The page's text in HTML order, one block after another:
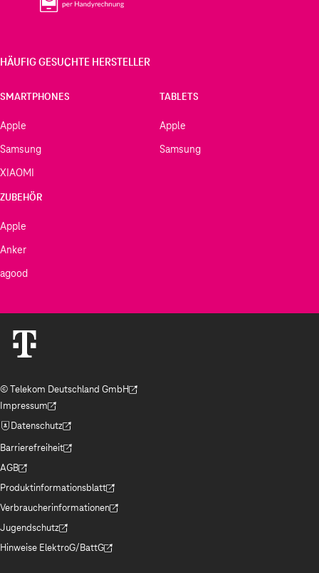
HÄUFIG GESUCHTE HERSTELLER
SMARTPHONES
Apple
Samsung
XIAOMI
TABLETS
Apple
Samsung
ZUBEHÖR
Apple
Anker
agood
© Telekom Deutschland GmbH
(Der Link wird in einem neuen Tab geöffnet)
Impressum
(Der Link wird in einem neuen Tab geöffnet)
Datenschutz
(Der Link wird in einem neuen Tab geöffnet)
Barrierefreiheit
(Der Link wird in einem neuen Tab geöffnet)
AGB
(Der Link wird in einem neuen Tab geöffnet)
Produktinformationsblatt
(Der Link wird in einem neuen Tab geöffnet)
Verbraucherinformationen
(Der Link wird in einem neuen Tab geöffnet)
Jugendschutz
(Der Link wird in einem neuen Tab geöffnet)
Hinweise ElektroG/BattG
(Der Link wird in einem neuen Tab geöffnet)